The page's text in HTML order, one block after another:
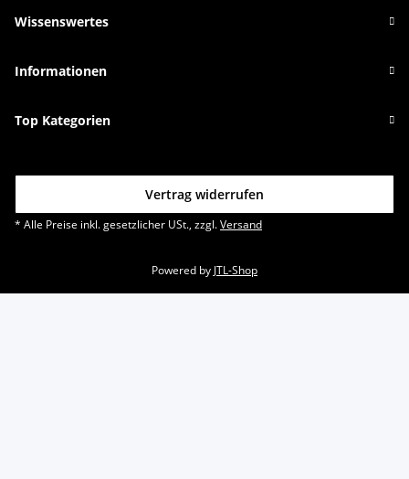
Wissenswertes
Informationen
Top Kategorien
Vertrag widerrufen
* Alle Preise inkl. gesetzlicher USt., zzgl.Versand
Powered by JTL-Shop